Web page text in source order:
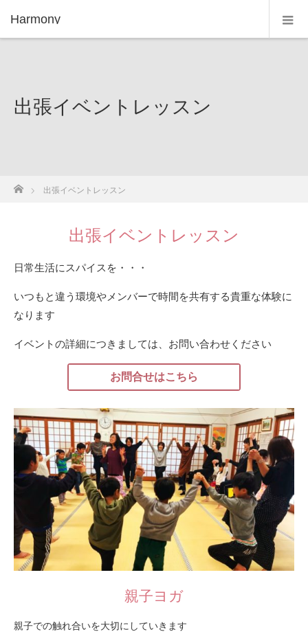
Harmony
出張イベントレッスン
ホーム
出張イベントレッスン
出張イベントレッスン
日常生活にスパイスを・・・
いつもと違う環境やメンバーで時間を共有する貴重な体験に
なります
イベントの詳細につきましては、お問い合わせください
お問合せはこちら
親子ヨガ
親子での触れ合いを大切にしていきます